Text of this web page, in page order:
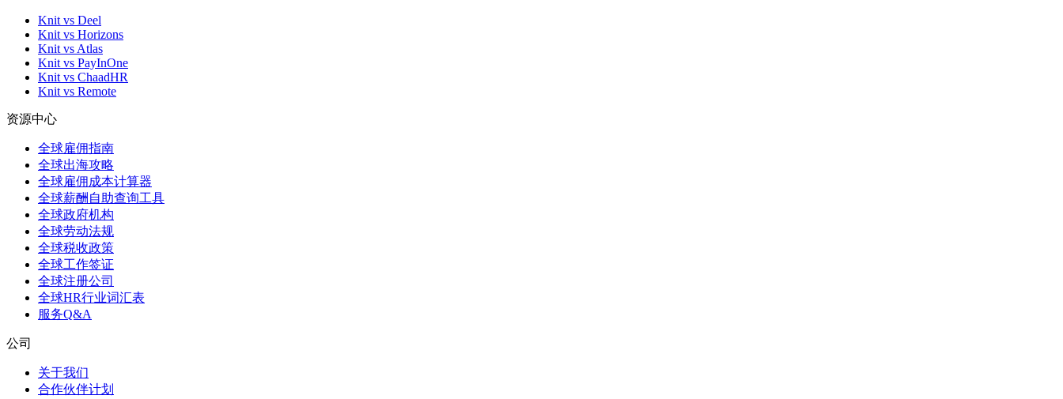
Knit vs Deel
Knit vs Horizons
Knit vs Atlas
Knit vs PayInOne
Knit vs ChaadHR
Knit vs Remote
资源中心
全球雇佣指南
全球出海攻略
全球雇佣成本计算器
全球薪酬自助查询工具
全球政府机构
全球劳动法规
全球税收政策
全球工作签证
全球注册公司
全球HR行业词汇表
服务Q&A
公司
关于我们
合作伙伴计划